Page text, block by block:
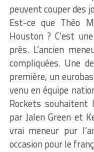
peuvent couper des
Est-ce que Théo
Houston ? C’est
près. L’ancien
compliquées. Une
première, un
venu en équipe
Rockets souhaitent
par Jalen Green et
vrai meneur pur
occasion pour le